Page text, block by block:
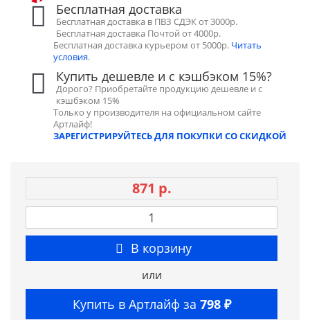
Бесплатная доставка
Бесплатная доставка в ПВЗ СДЭК от 3000р.
Бесплатная доставка Почтой от 4000р.
Бесплатная доставка курьером от 5000р. Читать
условия.
Купить дешевле и с кэшбэком 15%?
Дорого? Приобретайте продукцию дешевле и с
кэшбэком 15%
Только у производителя на официальном сайте
Артлайф!
ЗАРЕГИСТРИРУЙТЕСЬ ДЛЯ ПОКУПКИ СО СКИДКОЙ
871 р.
В корзину
или
Купить в Артлайф за 798 ₽